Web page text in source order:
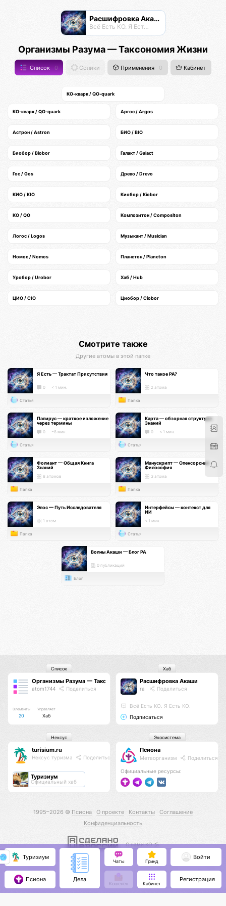
Расшифровка Акаши
Всё Есть КО. Я Есть КО.
Организмы Разума — Таксономия Жизни
Список 0 Солики Применения 0 Кабинет
КО-кварк / QO-quark
КО-кварк / QO-quark Аргос / Argos
Астрон / Astron БИО / BIO
Биобор / Biobor Галакт / Galact
Гос / Gos Древо / Drevo
КИО / KIO Киобор / Kiobor
КО / QO Композитон / Compositon
Логос / Logos Музыкант / Musician
Номос / Nomos Планетон / Planeton
Уробор / Urobor Хаб / Hub
ЦИО / CIO Циобор / Ciobor
Смотрите также
Другие атомы в этой папке
Я Есть — Трактат Присутствия
0 < 1 мин.
Статья
Что такое РА?
2 атома
Папка
Папирус — краткое изложение
через термины
0 ~8 мин.
Статья
Карта — обзорная структура
Знаний
0 < 1 мин.
Статья
Фолиант — Общая Книга
Знаний
8 атомов
Папка
Манускрипт — Опенсорсная
Философия
3 атома
Папка
Эпос — Путь Исследователя
1 атом
Папка
Интерфейсы — контекст для
ИИ
< 1 мин.
Статья
Волны Акаши — Блог РА
0 публикаций
Блог
Организмы Разума — Таксономия Жизни
atom1744 Поделиться
Элементы
20
Управляет
Хаб
Список
Расшифровка Акаши
ra Поделиться
Всё Есть КО. Я Есть КО.
Подписаться
Хаб
turisium.ru
Нексус туризма Поделиться
Туризиум
Официальный хаб
Нексус
Псиона
Метаорганизм Поделиться
Официальные ресурсы:
Экосистема
1995–2026 © Псиона О проекте Контакты
Соглашение
Конфиденциальность
С нами КО 🕉️
Туризиум
Псиона Дела
Чаты Гринд
Кошелёк Кабинет
Войти
Регистрация